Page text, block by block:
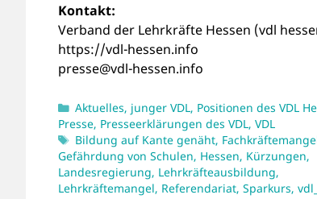
Kontakt:
Verband der Lehrkräfte Hessen (vdl
https://vdl-hessen.info
presse@vdl-hessen.info
Kategorien
Aktuelles, junger VDL, Positionen des VDL
Presse, Presseerklärungen des VDL, VDL
Schlagwörter
Bildung auf Kante genäht,
Gefährdung von Schulen, Hessen, Kürzungen,
Landesregierung, Lehrkräfteausbildung,
Lehrkräftemangel, Referendariat, Sparkurs,